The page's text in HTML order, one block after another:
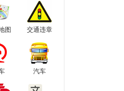
图 交通违章
汽车